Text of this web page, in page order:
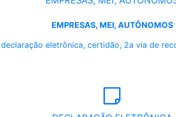
EMPRESAS, MEI, AUTÔNOMOS
eletrônica, certidão, 2a via de